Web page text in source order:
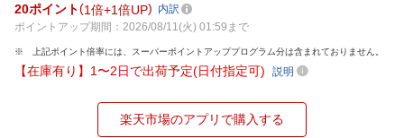
20ポイント 1倍 1倍UP
内訳
ポイントアップ期間：2026/08/11(火) 01:59まで
上記ポイント倍率には、スーパーポイントアッププログラム分は含まれておりません。
【在庫有り】1〜2日で出荷予定(日付指定可) 説明
楽天市場のアプリで購入する